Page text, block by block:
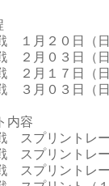
１月２０日（
２月０３日（
２月１７日（
３月０３日（
内容
スプリントレ
スプリントレ
スプリントレ